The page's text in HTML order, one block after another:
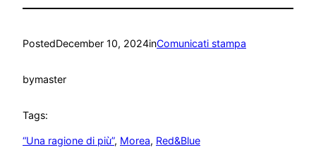
PostedDecember 10, 2024inComunicati stampa
bymaster
Tags:
“Una ragione di più”, Morea, Red&Blue